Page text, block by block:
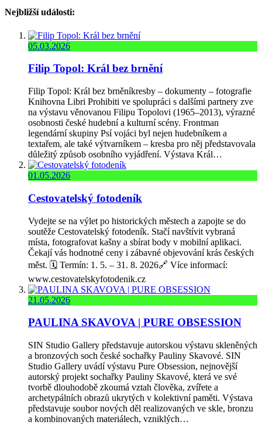
Nejbližší události:
05.03.2026
Filip Topol: Král bez brnění
Filip Topol: Král bez brněníkresby – dokumenty – fotografie
Knihovna Libri Prohibiti ve spolupráci s dalšími partnery zve
na výstavu věnovanou Filipu Topolovi (1965–2013), výrazné
osobnosti české hudební a kulturní scény. Frontman
legendární skupiny Psí vojáci byl nejen hudebníkem a
textařem, ale také výtvarníkem – kresba pro něj představovala
důležitý způsob osobního vyjádření. Výstava Král…
01.05.2026
Cestovatelský fotodeník
Vydejte se na výlet po historických městech a zapojte se do
soutěže Cestovatelský fotodeník. Stačí navštívit vybraná
místa, fotografovat kašny a sbírat body v mobilní aplikaci.
Čekají vás hodnotné ceny i zábavné objevování krás českých
měst. 🗓️ Termín: 1. 5. – 31. 8. 2026🔗 Více informací:
www.cestovatelskyfotodenik.cz
21.05.2026
PAULINA SKAVOVA | PURE OBSESSION
SIN Studio Gallery představuje autorskou výstavu skleněných
a bronzových soch české sochařky Pauliny Skavové. SIN
Studio Gallery uvádí výstavu Pure Obsession, nejnovější
autorský projekt sochařky Pauliny Skavové, která ve své
tvorbě dlouhodobě zkoumá vztah člověka, zvířete a
archetypálních obrazů ukrytých v kolektivní paměti. Výstava
představuje soubor nových děl realizovaných ve skle, bronzu
a kombinovaných materiálech, vzniklých…